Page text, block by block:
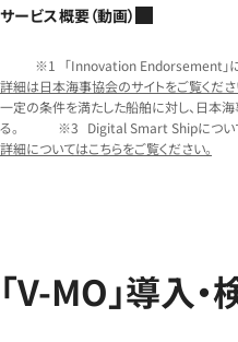
サービス概要（動画）
「Innovation Endorsement」
詳細は日本海事協会のサイトをご覧くださ
一定の条件を満たした船舶に対し、日本
る。
Digital Smart Shipについ
詳細についてはこちらをご覧ください。
「V-MO」導入